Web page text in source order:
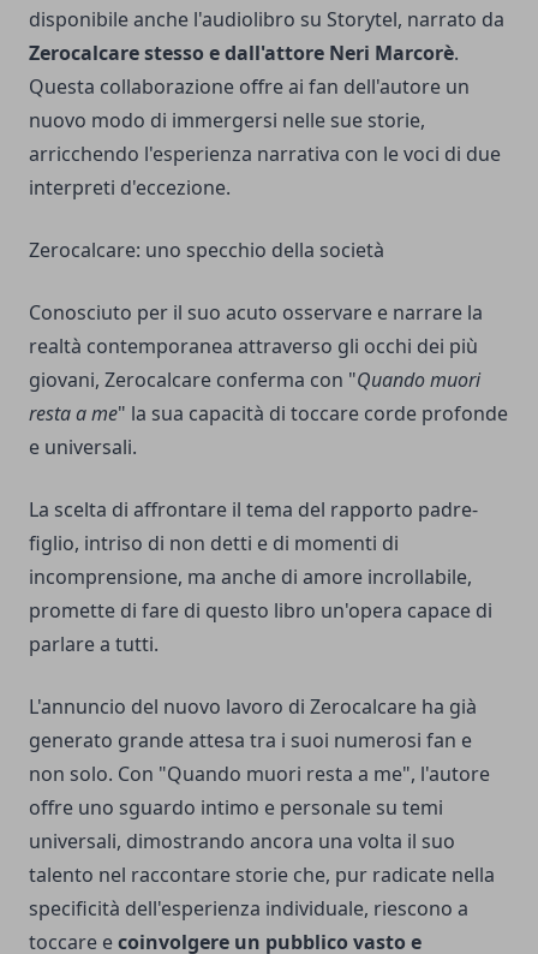
disponibile anche l'audiolibro su Storytel, narrato da
Zerocalcare stesso e dall'attore Neri Marcorè.
Questa collaborazione offre ai fan dell'autore un
nuovo modo di immergersi nelle sue storie,
arricchendo l'esperienza narrativa con le voci di due
interpreti d'eccezione.
Zerocalcare: uno specchio della società
Conosciuto per il suo acuto osservare e narrare la
realtà contemporanea attraverso gli occhi dei più
giovani, Zerocalcare conferma con "Quando muori
resta a me" la sua capacità di toccare corde profonde
e universali.
La scelta di affrontare il tema del rapporto padre-
figlio, intriso di non detti e di momenti di
incomprensione, ma anche di amore incrollabile,
promette di fare di questo libro un'opera capace di
parlare a tutti.
L'annuncio del nuovo lavoro di Zerocalcare ha già
generato grande attesa tra i suoi numerosi fan e
non solo. Con "Quando muori resta a me", l'autore
offre uno sguardo intimo e personale su temi
universali, dimostrando ancora una volta il suo
talento nel raccontare storie che, pur radicate nella
specificità dell'esperienza individuale, riescono a
toccare ecoinvolgere un pubblico vasto e